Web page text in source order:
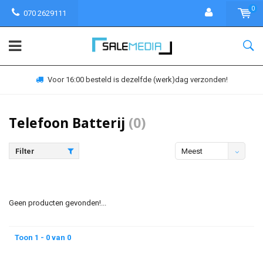
070 2629111
0
Voor 16:00 besteld is dezelfde (werk)dag verzonden!
Telefoon Batterij (0)
Filter
Meest
Geen producten gevonden!...
Toon 1 - 0 van 0